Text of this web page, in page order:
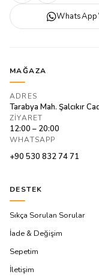
MAĞAZA
ADRES
Tarabya Mah. Şalcıkır
ZIYARET
12:00 – 20:00
WHATSAPP
+90 530 832 74 71
DESTEK
Sıkça Sorulan Sorular
İade & Değişim
Sepetim
İletişim